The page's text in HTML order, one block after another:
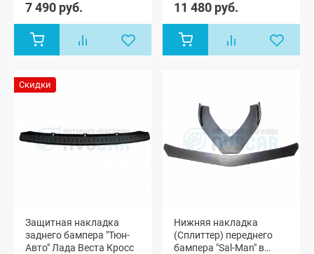
бампера
7 490 руб.
бампера
11 480 руб.
Скидки
Защитная накладка
заднего бампера "Тюн-
Авто" Лада Веста Кросс
Нижняя накладка
(Сплиттер) переднего
бампера "Sal-Man" в